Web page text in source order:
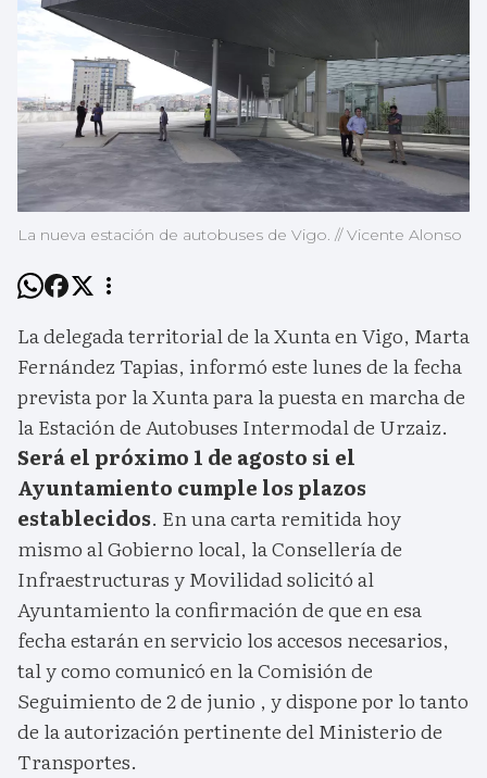
La nueva estación de autobuses de Vigo. // Vicente Alonso
La delegada territorial de la Xunta en Vigo, Marta
Fernández Tapias, informó este lunes de la fecha
prevista por la Xunta para la puesta en marcha de
la Estación de Autobuses Intermodal de Urzaiz.
Será el próximo 1 de agosto si el
Ayuntamiento cumple los plazos
establecidos. En una carta remitida hoy
mismo al Gobierno local, la Consellería de
Infraestructuras y Movilidad solicitó al
Ayuntamiento la confirmación de que en esa
fecha estarán en servicio los accesos necesarios,
tal y como comunicó en la Comisión de
Seguimiento de 2 de junio , y dispone por lo tanto
de la autorización pertinente del Ministerio de
Transportes.